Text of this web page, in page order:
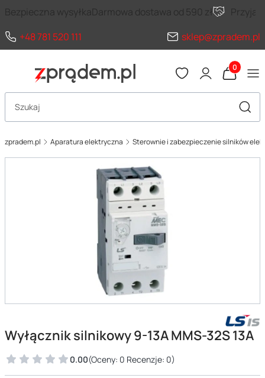
Bezpieczna wysyłkaDarmowa dostawa od 590 zł
+48 781 520 111
sklep@zpradem.pl
Produkty
Otwórz wyszukiwarkę
zpradem.pl Aparatura elektryczna Sterownie i zabezpieczenie silników
Wyłącznik silnikowy 9-13A MMS-32S 13A
0.00(Oceny: 0 Recenzje: 0)